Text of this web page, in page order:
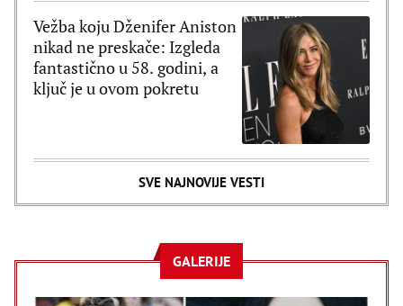
Vežba koju Dženifer Aniston
nikad ne preskače: Izgleda
fantastično u 58. godini, a
ključ je u ovom pokretu
SVE NAJNOVIJE VESTI
GALERIJE